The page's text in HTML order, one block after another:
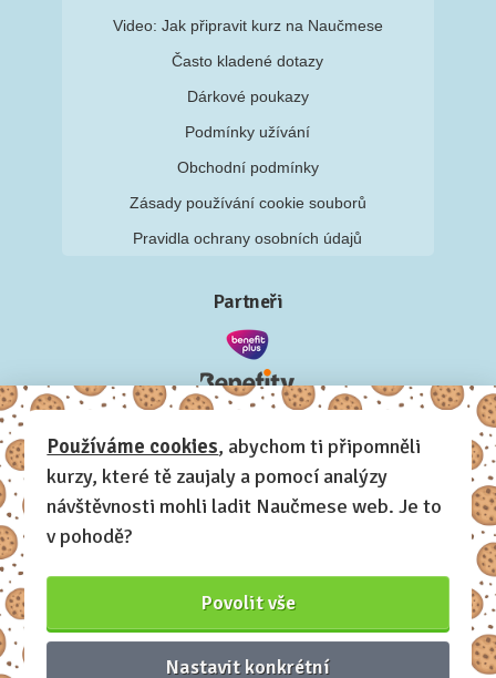
Video: Jak připravit kurz na Naučmese
Často kladené dotazy
Dárkové poukazy
Podmínky užívání
Obchodní podmínky
Zásady používání cookie souborů
Pravidla ochrany osobních údajů
Partneři
Používáme cookies, abychom ti připomněli
kurzy, které tě zaujaly a pomocí analýzy
návštěvnosti mohli ladit Naučmese web. Je to
v pohodě?
Povolit vše
Nastavit konkrétní